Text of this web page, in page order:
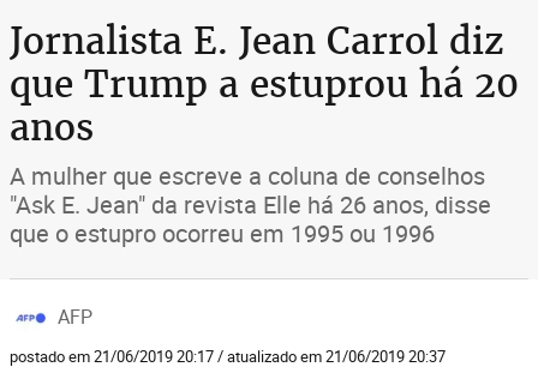
Jornalista E. Jean Carrol diz
que Trump a estuprou há 20
anos
A mulher que escreve a coluna de conselhos
"Ask E. Jean" da revista Elle há 26 anos, disse
que o estupro ocorreu em 1995 ou 1996
AFP
postado em 21/06/2019 20:17 / atualizado em 21/06/2019 20:37